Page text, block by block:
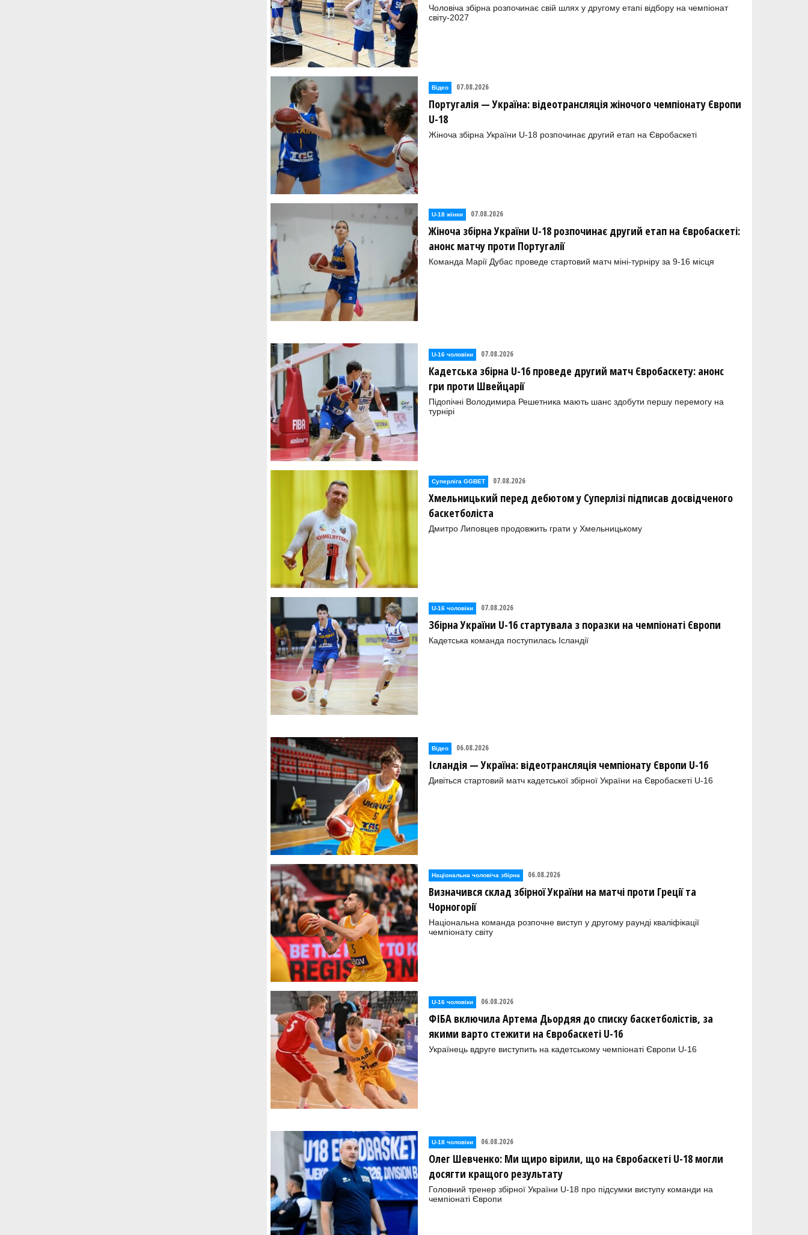
Чоловіча збірна розпочинає свій шлях у другому етапі відбору на чемпіонат
світу-2027
Відео 07.08.2026
Португалія — Україна: відеотрансляція жіночого чемпіонату Європи
U-18
Жіноча збірна України U-18 розпочинає другий етап на Євробаскеті
U-18 жінки 07.08.2026
Жіноча збірна України U-18 розпочинає другий етап на Євробаскеті:
анонс матчу проти Португалії
Команда Марії Дубас проведе стартовий матч міні-турніру за 9-16 місця
U-16 чоловіки 07.08.2026
Кадетська збірна U-16 проведе другий матч Євробаскету: анонс
гри проти Швейцарії
Підопічні Володимира Решетника мають шанс здобути першу перемогу на
турнірі
Суперліга GGBET 07.08.2026
Хмельницький перед дебютом у Суперлізі підписав досвідченого
баскетболіста
Дмитро Липовцев продовжить грати у Хмельницькому
U-16 чоловіки 07.08.2026
Збірна України U-16 стартувала з поразки на чемпіонаті Європи
Кадетська команда поступилась Ісландії
Відео 06.08.2026
Ісландія — Україна: відеотрансляція чемпіонату Європи U-16
Дивіться стартовий матч кадетської збірної України на Євробаскеті U-16
Національна чоловіча збірна 06.08.2026
Визначився склад збірної України на матчі проти Греції та
Чорногорії
Національна команда розпочне виступ у другому раунді кваліфікації
чемпіонату світу
U-16 чоловіки 06.08.2026
ФІБА включила Артема Дьордяя до списку баскетболістів, за
якими варто стежити на Євробаскеті U-16
Українець вдруге виступить на кадетському чемпіонаті Європи U-16
U-18 чоловіки 06.08.2026
Олег Шевченко: Ми щиро вірили, що на Євробаскеті U-18 могли
досягти кращого результату
Головний тренер збірної України U-18 про підсумки виступу команди на
чемпіонаті Європи